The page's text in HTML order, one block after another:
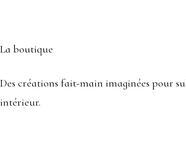
La boutique
Des créations fait-main imaginées pour
intérieur.